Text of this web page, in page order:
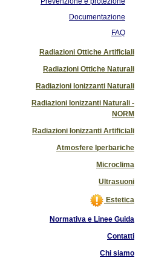
Documentazione
FAQ
Radiazioni Ottiche Artificiali
Radiazioni Ottiche Naturali
Radiazioni Ionizzanti Naturali
Radiazioni Ionizzanti Naturali -
NORM
Radiazioni Ionizzanti Artificiali
Atmosfere Iperbariche
Microclima
Ultrasuoni
Estetica
Normativa e Linee Guida
Contatti
Chi siamo